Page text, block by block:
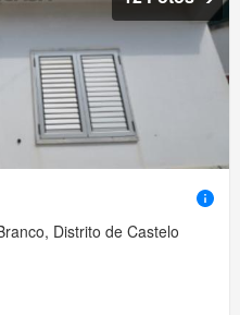
Distrito de Castelo